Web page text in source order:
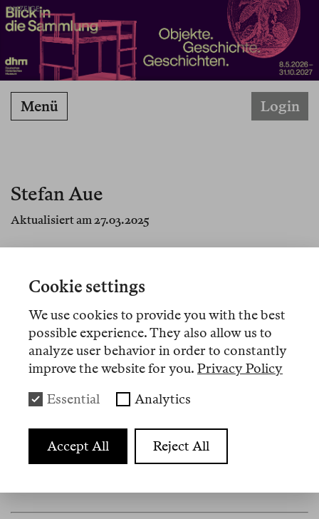
ANZEIGE
Menü Login
Stefan Aue
Aktualisiert am 27.03.2025
bildende Künste Hamburg und am Haus der
Kulturen der Welt in Berlin.
Nº 10
Cookie settings
We use cookies to provide you with the best
possible experience. They also allow us to
analyze user behavior in order to constantly
improve the website for you. Privacy Policy
Essential Analytics
Accept All Reject All